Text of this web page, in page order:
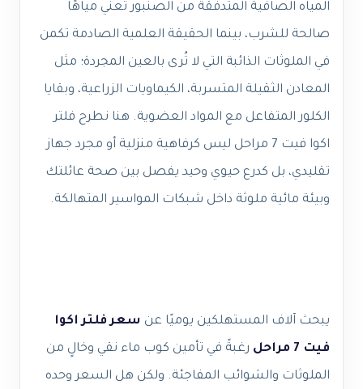
المياه الصافية المتدفقة من الصنبور تعني مياهًا
صالحة للشرب، بينما الحقيقة العلمية الصادمة تكمن
في الملوثات الذائبة التي لا تُرى بالعين المجردة؛ مثل
المعادن الثقيلة المتسربة، الكيماويات الزراعية، وبقايا
الكلور المتفاعل مع المواد العضوية. هنا نطرح فلتر
اكوا فيت 7 مراحل ليس كرفاهية منزلية أو مجرد جهاز
تقليدي، بل كدرع حيوي وحيد يفصل بين صحة عائلتك
وبيئة مائية ملوثة داخل شبكات المواسير المتهالكة.
يبحث آلاف المستهلكين يوميًا عن سعر فلتر اكوا
فيت 7 مراحل
رغبةً في تأمين كوب ماء نقي وخالٍ من
الملوثات والشوائب المفاجئة. ولكن هل السعر وحده